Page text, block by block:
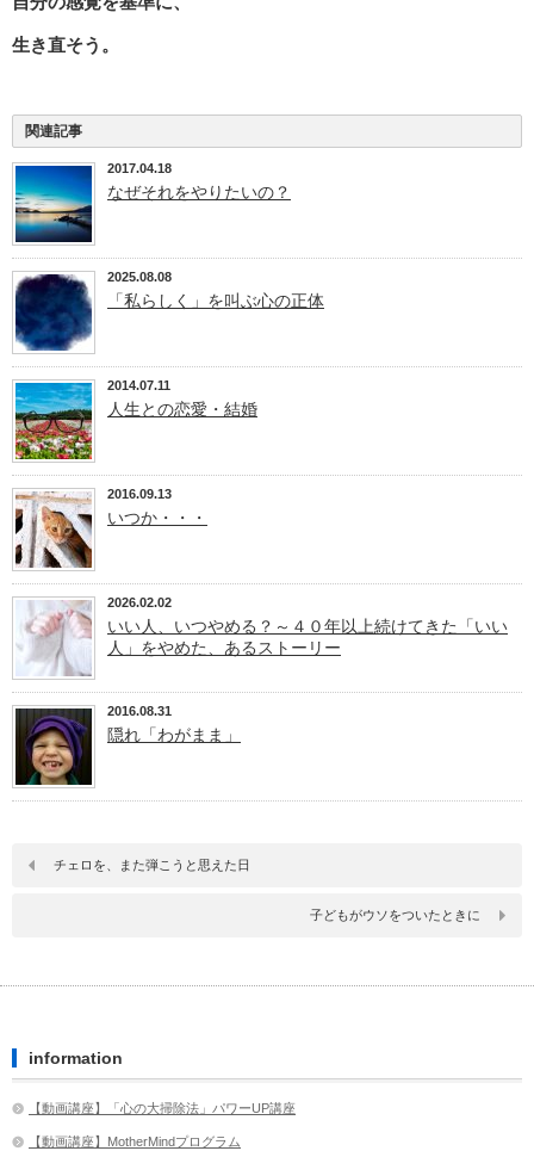
生き直そう。
関連記事
2017.04.18
なぜそれをやりたいの？
2025.08.08
「私らしく」を叫ぶ心の正体
2014.07.11
人生との恋愛・結婚
2016.09.13
いつか・・・
2026.02.02
いい人、いつやめる？～４０年以上続けてきた「いい
人」をやめた、あるストーリー
2016.08.31
隠れ「わがまま」
チェロを、また弾こうと思えた日
子どもがウソをついたときに
information
【動画講座】「心の大掃除法」パワーUP講座
【動画講座】MotherMindプログラム